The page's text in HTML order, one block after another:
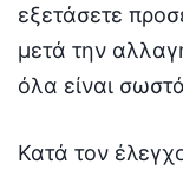
εξετάσετε
μετά την
όλα είναι
Κατά τον